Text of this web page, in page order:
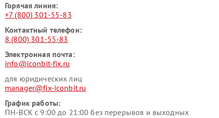
Горячая линия:
+7 (800) 301-55-83
Контактный телефон:
8 (800) 301-55-83
Электронная почта:
info@iconbit-fix.ru
для юридических лиц
manager@fix-iconbit.ru
График работы:
ПН-ВСК с 9:00 до 21:00 без перерывов и выходных